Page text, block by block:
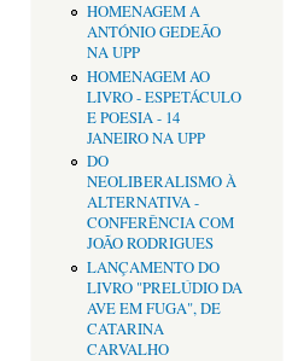
HOMENAGEM A
ANTÓNIO GEDEÃO
NA UPP
HOMENAGEM AO
LIVRO - ESPETÁCULO
E POESIA - 14
JANEIRO NA UPP
DO
NEOLIBERALISMO À
ALTERNATIVA -
CONFERÊNCIA COM
JOÃO RODRIGUES
LANÇAMENTO DO
LIVRO "PRELÚDIO DA
AVE EM FUGA", DE
CATARINA
CARVALHO